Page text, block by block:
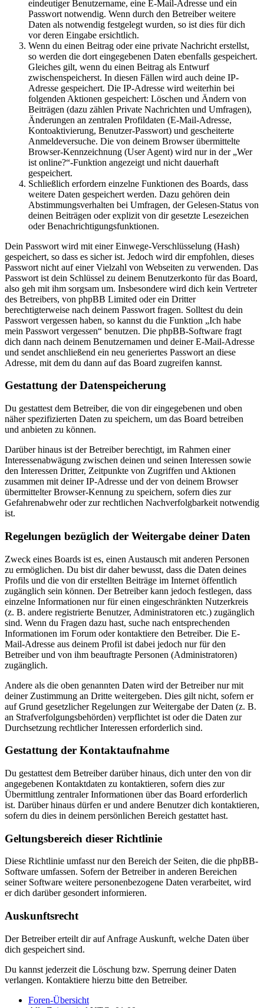
eindeutiger Benutzername, eine E-Mail-Adresse und ein
Passwort notwendig. Wenn durch den Betreiber weitere
Daten als notwendig festgelegt wurden, so ist dies für dich
vor deren Eingabe ersichtlich.
Wenn du einen Beitrag oder eine private Nachricht erstellst,
so werden die dort eingegebenen Daten ebenfalls gespeichert.
Gleiches gilt, wenn du einen Beitrag als Entwurf
zwischenspeicherst. In diesen Fällen wird auch deine IP-
Adresse gespeichert. Die IP-Adresse wird weiterhin bei
folgenden Aktionen gespeichert: Löschen und Ändern von
Beiträgen (dazu zählen Private Nachrichten und Umfragen),
Änderungen an zentralen Profildaten (E-Mail-Adresse,
Kontoaktivierung, Benutzer-Passwort) und gescheiterte
Anmeldeversuche. Die von deinem Browser übermittelte
Browser-Kennzeichnung (User Agent) wird nur in der „Wer
ist online?“-Funktion angezeigt und nicht dauerhaft
gespeichert.
Schließlich erfordern einzelne Funktionen des Boards, dass
weitere Daten gespeichert werden. Dazu gehören dein
Abstimmungsverhalten bei Umfragen, der Gelesen-Status von
deinen Beiträgen oder explizit von dir gesetzte Lesezeichen
oder Benachrichtigungsfunktionen.
Dein Passwort wird mit einer Einwege-Verschlüsselung (Hash)
gespeichert, so dass es sicher ist. Jedoch wird dir empfohlen, dieses
Passwort nicht auf einer Vielzahl von Webseiten zu verwenden. Das
Passwort ist dein Schlüssel zu deinem Benutzerkonto für das Board,
also geh mit ihm sorgsam um. Insbesondere wird dich kein Vertreter
des Betreibers, von phpBB Limited oder ein Dritter
berechtigterweise nach deinem Passwort fragen. Solltest du dein
Passwort vergessen haben, so kannst du die Funktion „Ich habe
mein Passwort vergessen“ benutzen. Die phpBB-Software fragt
dich dann nach deinem Benutzernamen und deiner E-Mail-Adresse
und sendet anschließend ein neu generiertes Passwort an diese
Adresse, mit dem du dann auf das Board zugreifen kannst.
Gestattung der Datenspeicherung
Du gestattest dem Betreiber, die von dir eingegebenen und oben
näher spezifizierten Daten zu speichern, um das Board betreiben
und anbieten zu können.
Darüber hinaus ist der Betreiber berechtigt, im Rahmen einer
Interessenabwägung zwischen deinen und seinen Interessen sowie
den Interessen Dritter, Zeitpunkte von Zugriffen und Aktionen
zusammen mit deiner IP-Adresse und der von deinem Browser
übermittelter Browser-Kennung zu speichern, sofern dies zur
Gefahrenabwehr oder zur rechtlichen Nachverfolgbarkeit notwendig
ist.
Regelungen bezüglich der Weitergabe deiner Daten
Zweck eines Boards ist es, einen Austausch mit anderen Personen
zu ermöglichen. Du bist dir daher bewusst, dass die Daten deines
Profils und die von dir erstellten Beiträge im Internet öffentlich
zugänglich sein können. Der Betreiber kann jedoch festlegen, dass
einzelne Informationen nur für einen eingeschränkten Nutzerkreis
(z. B. andere registrierte Benutzer, Administratoren etc.) zugänglich
sind. Wenn du Fragen dazu hast, suche nach entsprechenden
Informationen im Forum oder kontaktiere den Betreiber. Die E-
Mail-Adresse aus deinem Profil ist dabei jedoch nur für den
Betreiber und von ihm beauftragte Personen (Administratoren)
zugänglich.
Andere als die oben genannten Daten wird der Betreiber nur mit
deiner Zustimmung an Dritte weitergeben. Dies gilt nicht, sofern er
auf Grund gesetzlicher Regelungen zur Weitergabe der Daten (z. B.
an Strafverfolgungsbehörden) verpflichtet ist oder die Daten zur
Durchsetzung rechtlicher Interessen erforderlich sind.
Gestattung der Kontaktaufnahme
Du gestattest dem Betreiber darüber hinaus, dich unter den von dir
angegebenen Kontaktdaten zu kontaktieren, sofern dies zur
Übermittlung zentraler Informationen über das Board erforderlich
ist. Darüber hinaus dürfen er und andere Benutzer dich kontaktieren,
sofern du dies in deinem persönlichen Bereich gestattet hast.
Geltungsbereich dieser Richtlinie
Diese Richtlinie umfasst nur den Bereich der Seiten, die die phpBB-
Software umfassen. Sofern der Betreiber in anderen Bereichen
seiner Software weitere personenbezogene Daten verarbeitet, wird
er dich darüber gesondert informieren.
Auskunftsrecht
Der Betreiber erteilt dir auf Anfrage Auskunft, welche Daten über
dich gespeichert sind.
Du kannst jederzeit die Löschung bzw. Sperrung deiner Daten
verlangen. Kontaktiere hierzu bitte den Betreiber.
Foren-Übersicht